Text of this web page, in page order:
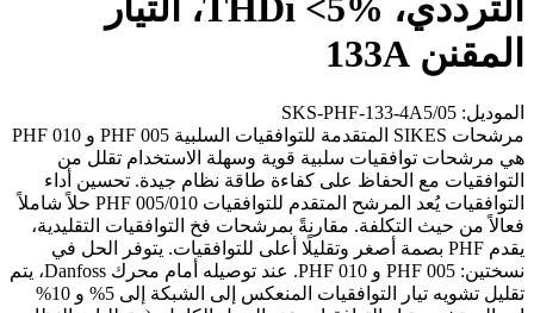
المقنن 133A
الموديل: SKS-PHF-133-4A5/05
مرشحات SIKES المتقدمة للتوافقيات السلبية PHF 005 و PHF 010
هي مرشحات توافقيات سلبية قوية وسهلة الاستخدام تقلل من
التوافقيات مع الحفاظ على كفاءة طاقة نظام جيدة. تحسين أداء
التوافقيات يُعد المرشح المتقدم للتوافقيات PHF 005/010 حلاً شاملاً
فعالاً من حيث التكلفة. مقارنةً بمرشحات فخ التوافقيات التقليدية،
يقدم PHF بصمة أصغر وتقليلًا أعلى للتوافقيات. يتوفر الحل في
نسختين: PHF 005 و PHF 010. عند توصيله أمام محرك Danfoss، يتم
تقليل تشويه تيار التوافقيات المنعكس إلى الشبكة إلى 5% و 10%